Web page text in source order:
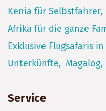
Kenia für Selbstfahrer
Afrika für die ganze
Exklusive Flugsafaris
Unterkünfte
Magalog
Service